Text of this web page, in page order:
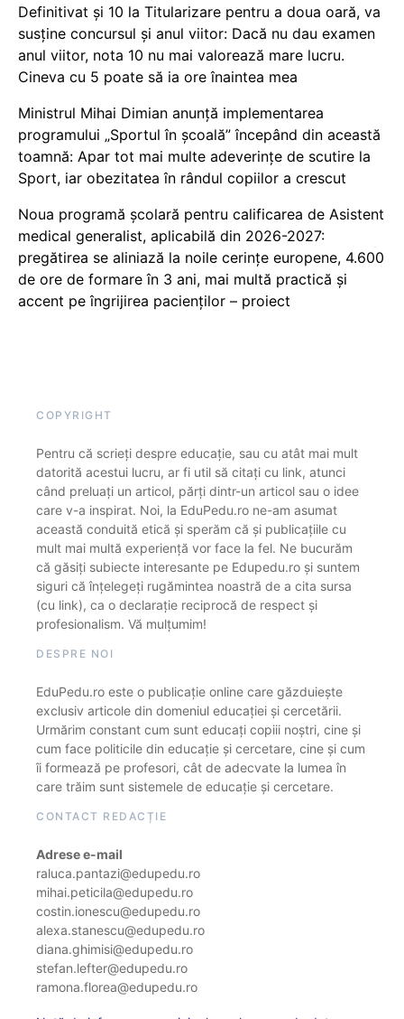
Definitivat și 10 la Titularizare pentru a doua oară, va
susține concursul și anul viitor: Dacă nu dau examen
anul viitor, nota 10 nu mai valorează mare lucru.
Cineva cu 5 poate să ia ore înaintea mea
Ministrul Mihai Dimian anunță implementarea
programului „Sportul în școală” începând din această
toamnă: Apar tot mai multe adeverințe de scutire la
Sport, iar obezitatea în rândul copiilor a crescut
Noua programă școlară pentru calificarea de Asistent
medical generalist, aplicabilă din 2026-2027:
pregătirea se aliniază la noile cerințe europene, 4.600
de ore de formare în 3 ani, mai multă practică și
accent pe îngrijirea pacienților – proiect
COPYRIGHT
Pentru că scrieți despre educație, sau cu atât mai mult
datorită acestui lucru, ar fi util să citați cu link, atunci
când preluați un articol, părți dintr-un articol sau o idee
care v-a inspirat. Noi, la EduPedu.ro ne-am asumat
această conduită etică și sperăm că și publicațiile cu
mult mai multă experiență vor face la fel. Ne bucurăm
că găsiți subiecte interesante pe Edupedu.ro și suntem
siguri că înțelegeți rugămintea noastră de a cita sursa
(cu link), ca o declarație reciprocă de respect și
profesionalism. Vă mulțumim!
DESPRE NOI
EduPedu.ro este o publicație online care găzduiește
exclusiv articole din domeniul educației și cercetării.
Urmărim constant cum sunt educați copiii noștri, cine și
cum face politicile din educație și cercetare, cine și cum
îi formează pe profesori, cât de adecvate la lumea în
care trăim sunt sistemele de educație și cercetare.
CONTACT REDACȚIE
Adrese e-mail
raluca.pantazi@edupedu.ro
mihai.peticila@edupedu.ro
costin.ionescu@edupedu.ro
alexa.stanescu@edupedu.ro
diana.ghimisi@edupedu.ro
stefan.lefter@edupedu.ro
ramona.florea@edupedu.ro